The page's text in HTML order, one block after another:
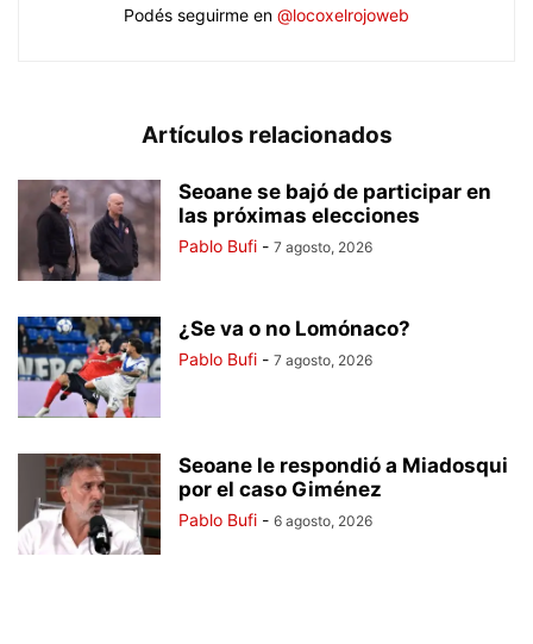
Podés seguirme en @locoxelrojoweb
Artículos relacionados
Seoane se bajó de participar en
las próximas elecciones
Pablo Bufi - 7 agosto, 2026
¿Se va o no Lomónaco?
Pablo Bufi - 7 agosto, 2026
Seoane le respondió a Miadosqui
por el caso Giménez
Pablo Bufi - 6 agosto, 2026